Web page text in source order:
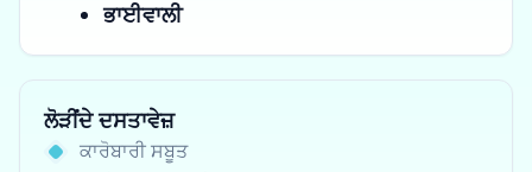
ਭਾਈਵਾਲੀ
ਲੋੜੀਂਦੇ ਦਸਤਾਵੇਜ਼
ਕਾਰੋਬਾਰੀ ਸਬੂਤ